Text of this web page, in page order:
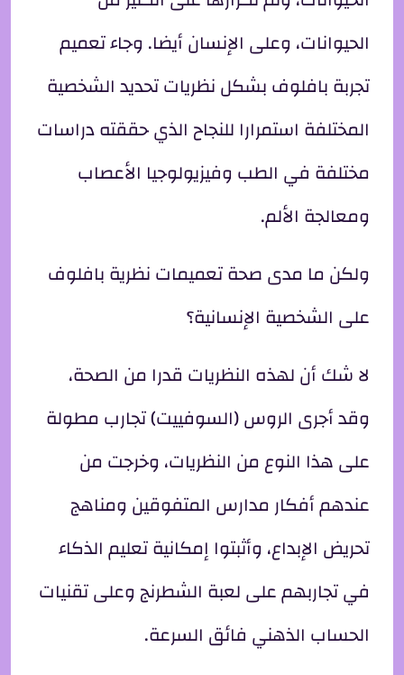
الحيوانات، وعلى الإنسان أيضا. وجاء تعميم
تجربة بافلوف بشكل نظريات تحديد الشخصية
المختلفة استمرارا للنجاح الذي حققته دراسات
مختلفة في الطب وفيزيولوجيا الأعصاب
ومعالجة الألم.
ولكن ما مدى صحة تعميمات نظرية بافلوف
على الشخصية الإنسانية؟
لا شك أن لهذه النظريات قدرا من الصحة،
وقد أجرى الروس (السوفييت) تجارب مطولة
على هذا النوع من النظريات، وخرجت من
عندهم أفكار مدارس المتفوقين ومناهج
تحريض الإبداع، وأثبتوا إمكانية تعليم الذكاء
في تجاربهم على لعبة الشطرنج وعلى تقنيات
الحساب الذهني فائق السرعة.